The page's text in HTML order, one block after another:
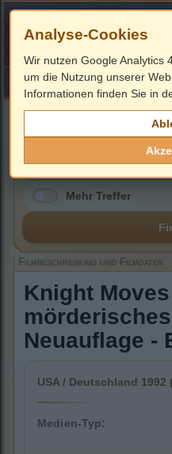
HOME ImpressumLinks
Filmbeschreibung,
Mehr Treffer
Filmbeschreibung und Filmdaten
Knight
Neuauflage -
USA / Deutschland
Medien-Typ:
Analyse-Cookies
Wir nutzen Google Analytics
um die Nutzung unserer
Informationen finden Sie in